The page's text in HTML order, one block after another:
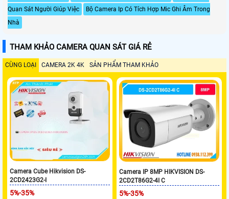
Quan Sát Người Giúp Việc
Bộ Camera Ip Có Tích Hợp Mic Ghi Âm Trong
Nhà
THAM KHẢO CAMERA QUAN SÁT GIÁ RẺ
CÙNG LOẠI CAMERA 2K 4K SẢN PHẨM THAM KHẢO
Camera Cube Hikvision DS-
2CD2423G2-I
5%-35%
Camera IP 8MP HIKVISION DS-
2CD2T86G2-4I C
5%-35%